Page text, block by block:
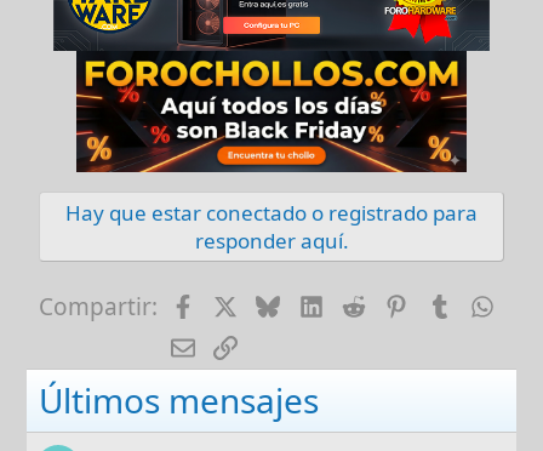
Hay que estar conectado o registrado para
responder aquí.
Compartir: FacebookBlueskyLinkedIn
RedditPinterest
Tumblr
E-mailEnlace
Últimos mensajes